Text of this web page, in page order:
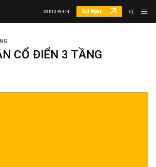
0981549444 Gọi Ngay
CỔ ĐIỂN 3 TẦNG